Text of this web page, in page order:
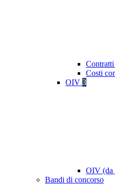
Costi
OIV 3
OIV (da
Bandi di concorso